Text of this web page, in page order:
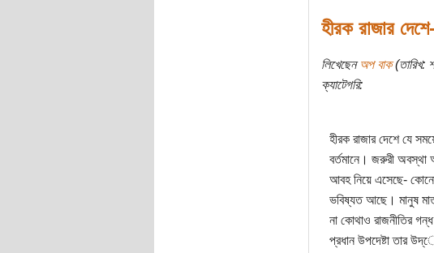
হীরক রাজার
লিখেছেনঅপ বাক(তারিখ:
ক্যাটেগরি:
হীরক রাজার দেশে যে
বর্তমানে। জরুরী অবস্থা
আবহ নিয়ে এসেছে- কোনো
ভবিষ্যত আছে। মানুষ
না কোথাও রাজনীতির
প্রধান উপদেষ্টা তার